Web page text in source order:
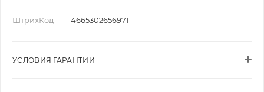
ШтрихКод — 4665302656971
УСЛОВИЯ ГАРАНТИИ